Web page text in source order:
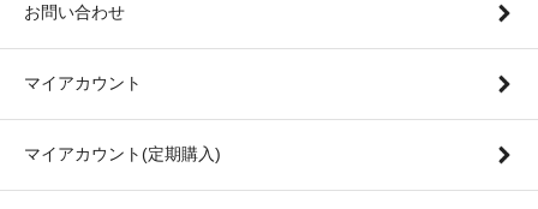
お問い合わせ
マイアカウント
マイアカウント(定期購入)